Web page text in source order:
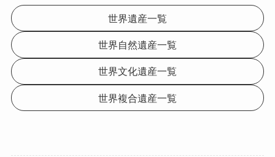
世界遺産一覧
世界自然遺産一覧
世界文化遺産一覧
世界複合遺産一覧